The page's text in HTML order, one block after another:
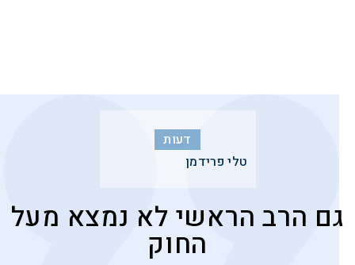
דעות
טלי פרידמן
גם הרב הראשי לא נמצא מעל
החוק